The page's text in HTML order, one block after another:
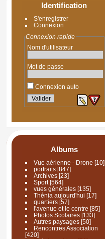
Identification
S'enregistrer
Connexion
Connexion rapide
Nom d'utilisateur
Mot de passe
Connexion auto
Albums
Vue aérienne - Drone [10]
portraits[847]
Archives [23]
Sport[564]
vues générales[135]
Thénia aujourd'hui [17]
quartiers[57]
l'avenue et le centre [85]
Photos Scolaires[133]
Autres paysages[50]
Rencontres Association
[420]